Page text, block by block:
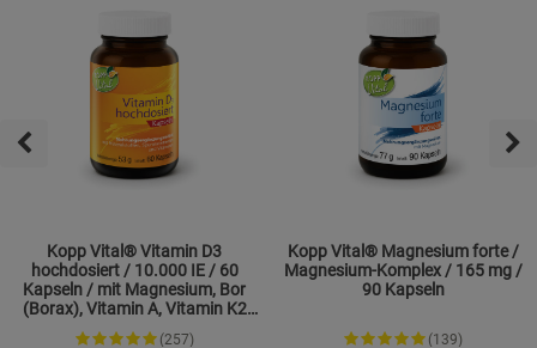
Kopp Vital® Vitamin D3
hochdosiert / 10.000 IE / 60
Kapseln / mit Magnesium, Bor
(Borax), Vitamin A, Vitamin K2
und Zink
(257)
Kopp Vital® Magnesium forte /
Magnesium-Komplex / 165 mg /
90 Kapseln
(139)